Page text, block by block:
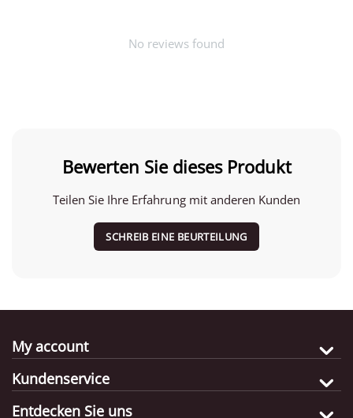
No reviews found
Bewerten Sie dieses Produkt
Teilen Sie Ihre Erfahrung mit anderen Kunden
SCHREIB EINE BEURTEILUNG
My account
Kundenservice
Entdecken Sie uns